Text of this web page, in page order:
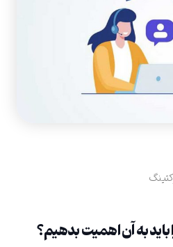
به آن اهمیت بدهیم؟